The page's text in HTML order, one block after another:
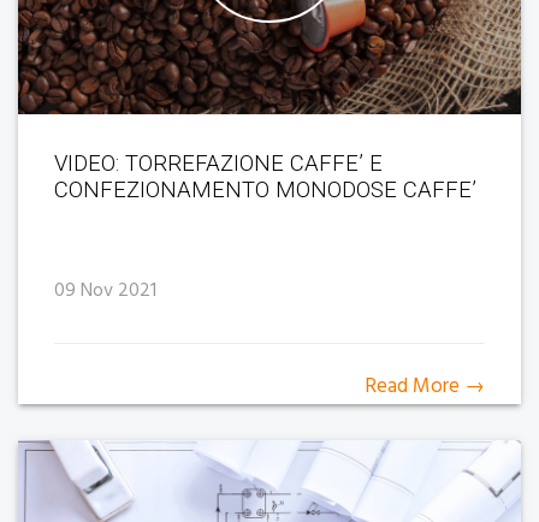
VIDEO: TORREFAZIONE CAFFE’ E
CONFEZIONAMENTO MONODOSE CAFFE’
09 Nov 2021
Read More →